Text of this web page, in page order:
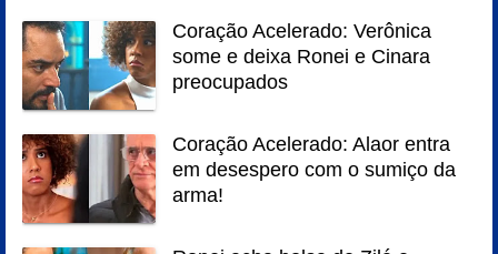
Coração Acelerado: Verônica
some e deixa Ronei e Cinara
preocupados
Coração Acelerado: Alaor entra
em desespero com o sumiço da
arma!